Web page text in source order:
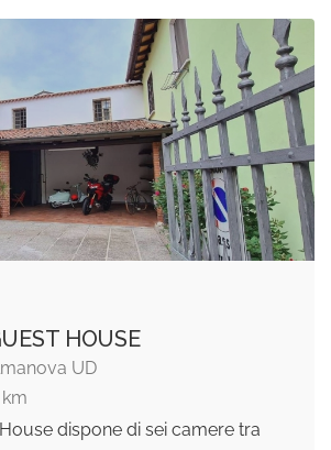
HOUSE
UD
km
dispone di sei camere tra